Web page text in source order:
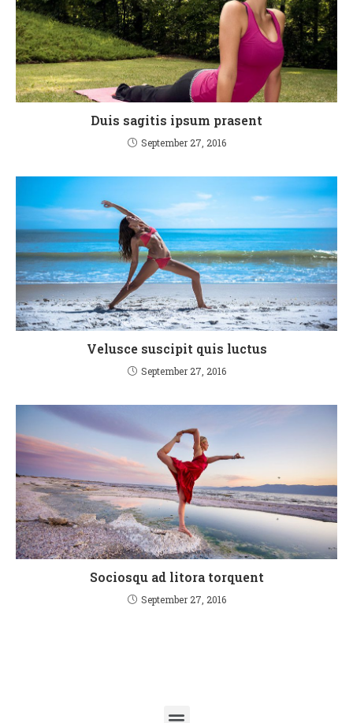
Duis sagitis ipsum prasent
September 27, 2016
Velusce suscipit quis luctus
September 27, 2016
Sociosqu ad litora torquent
September 27, 2016